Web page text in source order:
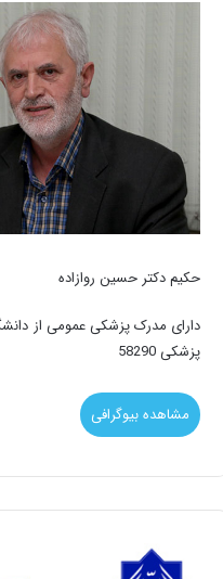
حکیم دکتر حسین روازاده
دارای مدرک پزشکی عمومی از
پزشکی 58290
مشاهده بیوگرافی